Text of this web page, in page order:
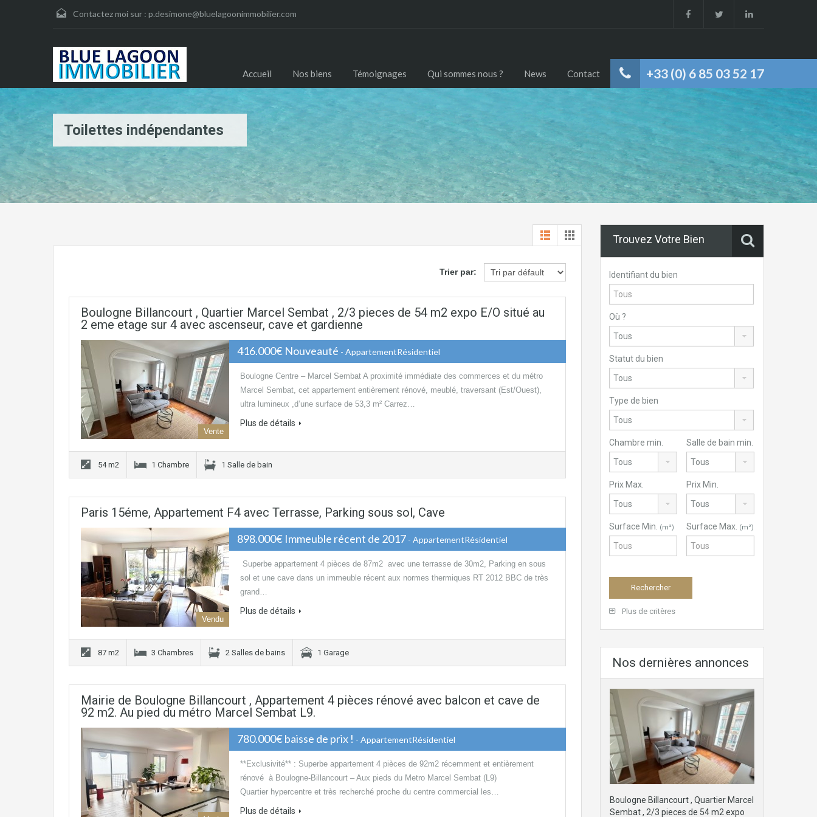
Contactez moi sur : p.desimone@bluelagoonimmobilier.com
+33 (0) 6 85 03 52 17
Accueil Nos biens Témoignages Qui sommes nous ? News Contact
Toilettes indépendantes
Trier par:
Boulogne Billancourt , Quartier Marcel Sembat , 2/3 pieces de 54 m2 expo E/O situé au
2 eme etage sur 4 avec ascenseur, cave et gardienne
Vente
416.000€ Nouveauté - AppartementRésidentiel
Boulogne Centre – Marcel Sembat A proximité immédiate des commerces et du métro
Marcel Sembat, cet appartement entièrement rénové, meublé, traversant (Est/Ouest),
ultra lumineux ,d’une surface de 53,3 m² Carrez…
Plus de détails
54 m2 1 Chambre 1 Salle de bain
Paris 15éme, Appartement F4 avec Terrasse, Parking sous sol, Cave
Vendu
898.000€ Immeuble récent de 2017 - AppartementRésidentiel
Superbe appartement 4 pièces de 87m2 avec une terrasse de 30m2, Parking en sous
sol et une cave dans un immeuble récent aux normes thermiques RT 2012 BBC de très
grand…
Plus de détails
87 m2 3 Chambres 2 Salles de bains 1 Garage
Mairie de Boulogne Billancourt , Appartement 4 pièces rénové avec balcon et cave de
92 m2. Au pied du métro Marcel Sembat L9.
780.000€ baisse de prix ! - AppartementRésidentiel
**Exclusivité** : Superbe appartement 4 pièces de 92m2 récemment et entièrement
rénové à Boulogne-Billancourt – Aux pieds du Metro Marcel Sembat (L9)
Quartier hypercentre et très recherché proche du centre commercial les…
Plus de détails
Trouvez Votre Bien
Identifiant du bien
Où ?
Statut du bien
Type de bien
Chambre min. Salle de bain min.
Prix Max. Prix Min.
Surface Min. (m²) Surface Max. (m²)
Plus de critères
Nos dernières annonces
Boulogne Billancourt , Quartier Marcel
Sembat , 2/3 pieces de 54 m2 expo